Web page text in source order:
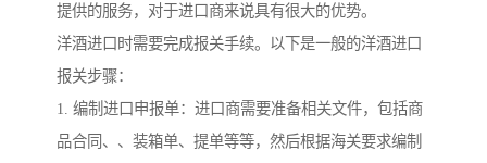
提供的服务，对于进口商来说具有很大的优势。
洋酒进口时需要完成报关手续。以下是一般的洋酒进口
报关步骤：
1. 编制进口申报单：进口商需要准备相关文件，包括商
品合同、、装箱单、提单等等，然后根据海关要求编制